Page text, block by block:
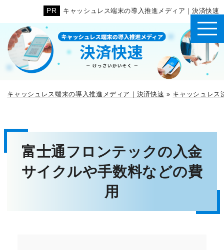
キャッシュレス端末の導入推進メディア｜決済快速
キャッシュレス端末の導入推進メディア｜決済快速 » キャッシュレス
富士通フロンテックの入金
サイクルや手数料などの費
用